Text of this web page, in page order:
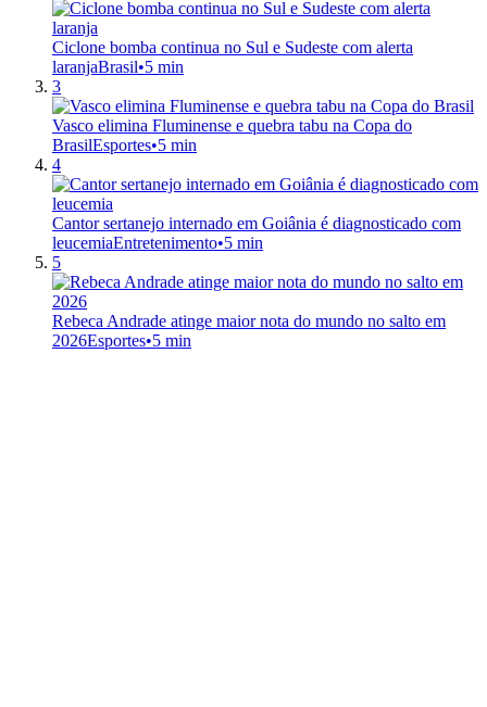
Ciclone bomba continua no Sul e Sudeste com alerta
laranjaBrasil•5 min
3
Vasco elimina Fluminense e quebra tabu na Copa do
BrasilEsportes•5 min
4
Cantor sertanejo internado em Goiânia é diagnosticado com
leucemiaEntretenimento•5 min
5
Rebeca Andrade atinge maior nota do mundo no salto em
2026Esportes•5 min